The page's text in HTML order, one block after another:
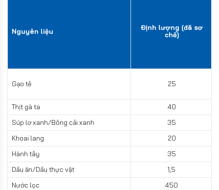
Nguyên liệu
Định lượng (đã sơ
chế)
Gạo tẻ 25
Thịt gà ta
40
Súp lơ xanh/Bông cải xanh
35
Khoai lang
20
Hành tây
35
Dầu ăn/Dầu thực vật
1,5
Nước lọc
450